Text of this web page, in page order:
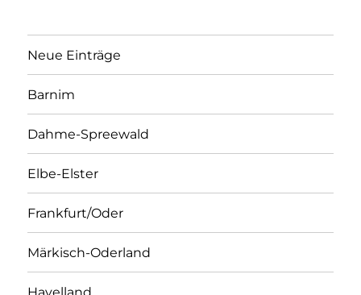
Neue Einträge
Barnim
Dahme-Spreewald
Elbe-Elster
Frankfurt/Oder
Märkisch-Oderland